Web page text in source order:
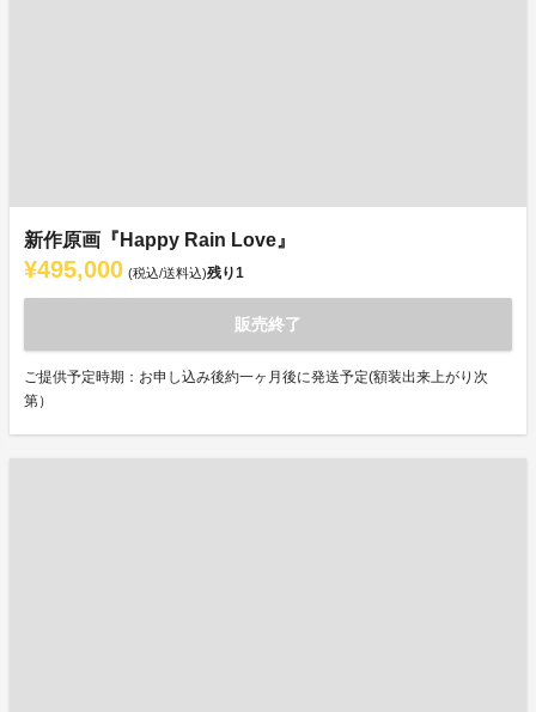
新作原画『Happy Rain Love』
¥495,000 (税込/送料込)残り1
販売終了
ご提供予定時期：お申し込み後約一ヶ月後に発送予定(額装出来上がり次
第）